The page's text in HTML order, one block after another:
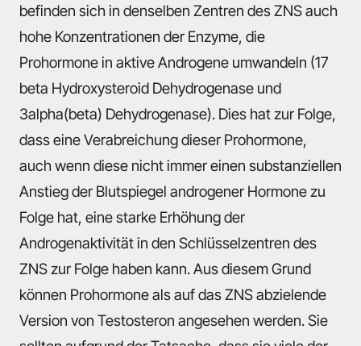
befinden sich in denselben Zentren des ZNS auch
hohe Konzentrationen der Enzyme, die
Prohormone in aktive Androgene umwandeln (17
beta Hydroxysteroid Dehydrogenase und
3alpha(beta) Dehydrogenase). Dies hat zur Folge,
dass eine Verabreichung dieser Prohormone,
auch wenn diese nicht immer einen substanziellen
Anstieg der Blutspiegel androgener Hormone zu
Folge hat, eine starke Erhöhung der
Androgenaktivität in den Schlüsselzentren des
ZNS zur Folge haben kann. Aus diesem Grund
können Prohormone als auf das ZNS abzielende
Version von Testosteron angesehen werden. Sie